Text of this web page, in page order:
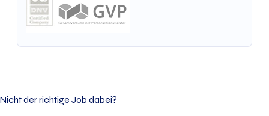
Nicht der richtige Job dabei?